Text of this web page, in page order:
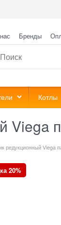
Бренды
Котлы
Viega
редукционный Viega
20%